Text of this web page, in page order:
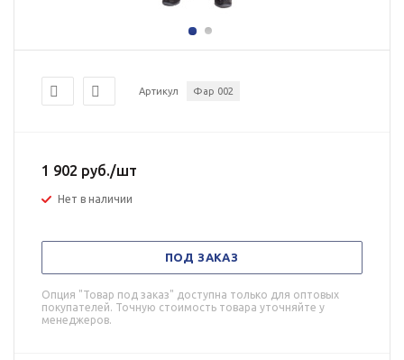
Артикул Фар 002
1 902 руб./шт
Нет в наличии
ПОД ЗАКАЗ
Опция "Товар под заказ" доступна только для оптовых
покупателей. Точную стоимость товара уточняйте у
менеджеров.